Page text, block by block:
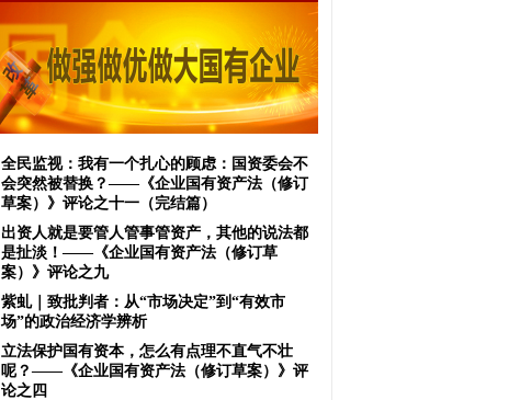
全民监视：我有一个扎心的顾虑：国资委会不
会突然被替换？——《企业国有资产法（修订
草案）》评论之十一（完结篇）
出资人就是要管人管事管资产，其他的说法都
是扯淡！——《企业国有资产法（修订草
案）》评论之九
紫虬｜致批判者：从“市场决定”到“有效市
场”的政治经济学辨析
立法保护国有资本，怎么有点理不直气不壮
呢？——《企业国有资产法（修订草案）》评
论之四